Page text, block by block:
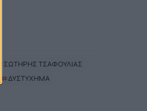
#ΣΩΤΗΡΗΣ ΤΣΑΦΟΥΛΙΑΣ
#ΔΥΣΤΥΧΗΜΑ